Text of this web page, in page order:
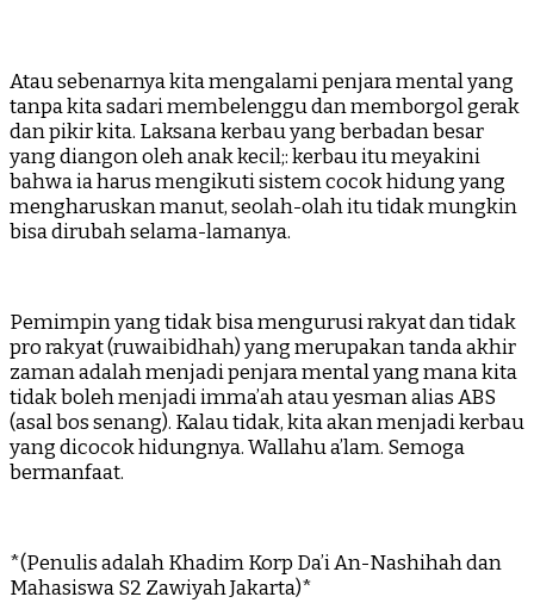
Atau sebenarnya kita mengalami penjara mental yang
tanpa kita sadari membelenggu dan memborgol gerak
dan pikir kita. Laksana kerbau yang berbadan besar
yang diangon oleh anak kecil;: kerbau itu meyakini
bahwa ia harus mengikuti sistem cocok hidung yang
mengharuskan manut, seolah-olah itu tidak mungkin
bisa dirubah selama-lamanya.
Pemimpin yang tidak bisa mengurusi rakyat dan tidak
pro rakyat (ruwaibidhah) yang merupakan tanda akhir
zaman adalah menjadi penjara mental yang mana kita
tidak boleh menjadi imma’ah atau yesman alias ABS
(asal bos senang). Kalau tidak, kita akan menjadi kerbau
yang dicocok hidungnya. Wallahu a’lam. Semoga
bermanfaat.
*(Penulis adalah Khadim Korp Da’i An-Nashihah dan
Mahasiswa S2 Zawiyah Jakarta)*